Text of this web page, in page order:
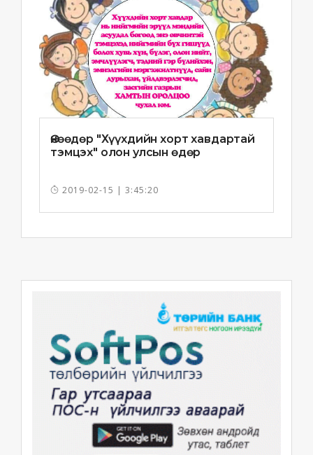
Өнөөдөр "Хүүхдийн хорт хавдартай
тэмцэх" олон улсын өдөр
2019-02-15 | 3:45:20